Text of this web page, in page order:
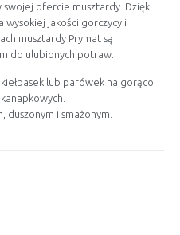
ofercie musztardy. Dzięki
wysokiej jakości gorczycy i
musztardy Prymat są
do ulubionych potraw.
lub parówek na gorąco.
duszonym i smażonym.